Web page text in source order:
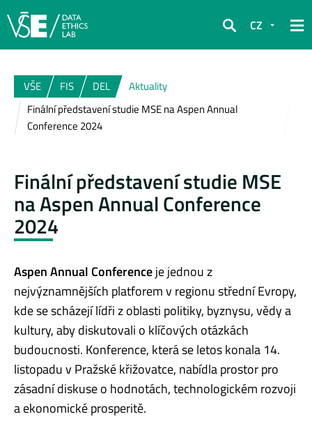
Hledat
CZ
VŠE FIS DEL
Aktuality
Finální představení studie MSE na Aspen Annual
Conference 2024
Finální představení studie MSE
na Aspen Annual Conference
2024
Aspen Annual Conferenceje jednou z
nejvýznamnějších platforem v regionu střední Evropy,
kde se scházejí lídři z oblasti politiky, byznysu, vědy a
kultury, aby diskutovali o klíčových otázkách
budoucnosti. Konference, která se letos konala 14.
listopadu v Pražské křižovatce, nabídla prostor pro
zásadní diskuse o hodnotách, technologickém rozvoji
a ekonomické prosperitě.